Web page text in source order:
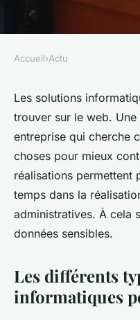
Solutions
quelle
entreprise ?
alison•30 octobre 2023•
Accueil›Actu
Les solutions
trouver sur le web.
entreprise qui cherche
choses pour mieux
réalisations permettent
temps dans la
administratives. À cela
données sensibles.
Les différents
informatiques